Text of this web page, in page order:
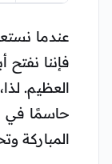
عندما
فإننا نفتح
العظيم.
حاسمًا في
المباركة